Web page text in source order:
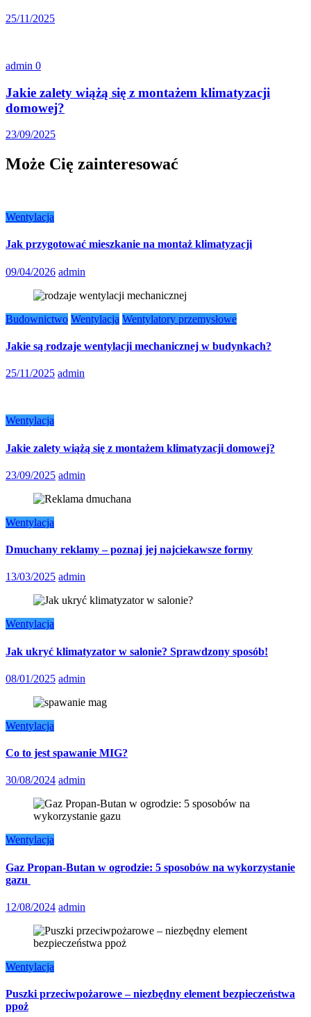
25/11/2025
admin 0
Jakie zalety wiążą się z montażem klimatyzacji
domowej?
23/09/2025
Może Cię zainteresować
Wentylacja
Jak przygotować mieszkanie na montaż klimatyzacji
09/04/2026 admin
Budownictwo Wentylacja Wentylatory przemysłowe
Jakie są rodzaje wentylacji mechanicznej w budynkach?
25/11/2025 admin
Wentylacja
Jakie zalety wiążą się z montażem klimatyzacji domowej?
23/09/2025 admin
Wentylacja
Dmuchany reklamy – poznaj jej najciekawsze formy
13/03/2025 admin
Wentylacja
Jak ukryć klimatyzator w salonie? Sprawdzony sposób!
08/01/2025 admin
Wentylacja
Co to jest spawanie MIG?
30/08/2024 admin
Wentylacja
Gaz Propan-Butan w ogrodzie: 5 sposobów na wykorzystanie
gazu
12/08/2024 admin
Wentylacja
Puszki przeciwpożarowe – niezbędny element bezpieczeństwa
ppoż